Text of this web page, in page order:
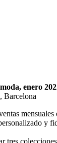
enero
Barcelona
y